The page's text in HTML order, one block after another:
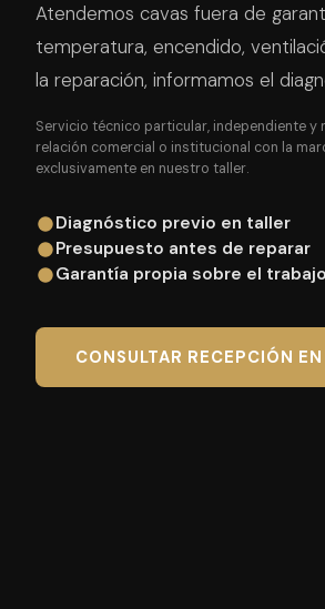
Atendemos cavas fuera de
temperatura, encendido,
la reparación, informamos el
Servicio técnico particular, independiente y
relación comercial o institucional con la
exclusivamente en nuestro taller.
Diagnóstico previo en taller
Presupuesto antes de reparar
Garantía propia sobre el trabajo
CONSULTAR RECEPCIÓN